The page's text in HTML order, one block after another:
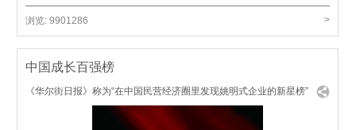
浏览:9901286 >
中国成长百强榜
《华尔街日报》称为“在中国民营经济圈里发现姚明式企业的新星榜”